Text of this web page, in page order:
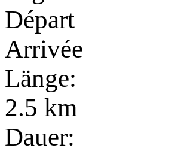
Départ
Arrivée
Länge:
2.5 km
Dauer: